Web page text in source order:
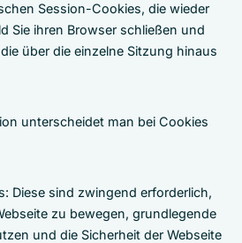
Session-Cookies, die wieder
Sie ihren Browser schließen und
über die einzelne Sitzung hinaus
unterscheidet man bei Cookies
Diese sind zwingend erforderlich,
zu bewegen, grundlegende
und die Sicherheit der Webseite